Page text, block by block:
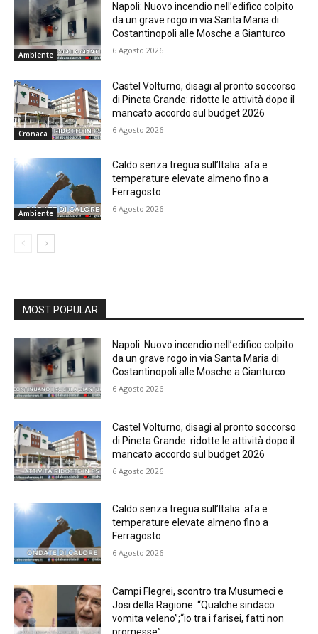
Ambiente
Napoli: Nuovo incendio nell’edifico colpito
da un grave rogo in via Santa Maria di
Costantinopoli alle Mosche a Gianturco
6 Agosto 2026
Cronaca
Castel Volturno, disagi al pronto soccorso
di Pineta Grande: ridotte le attività dopo il
mancato accordo sul budget 2026
6 Agosto 2026
Ambiente
Caldo senza tregua sull’Italia: afa e
temperature elevate almeno fino a
Ferragosto
6 Agosto 2026
MOST POPULAR
Napoli: Nuovo incendio nell’edifico colpito
da un grave rogo in via Santa Maria di
Costantinopoli alle Mosche a Gianturco
6 Agosto 2026
Castel Volturno, disagi al pronto soccorso
di Pineta Grande: ridotte le attività dopo il
mancato accordo sul budget 2026
6 Agosto 2026
Caldo senza tregua sull’Italia: afa e
temperature elevate almeno fino a
Ferragosto
6 Agosto 2026
Campi Flegrei, scontro tra Musumeci e
Josi della Ragione: “Qualche sindaco
vomita veleno”;“io tra i farisei, fatti non